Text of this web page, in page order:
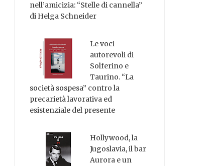
nell’amicizia: “Stelle di cannella”
di Helga Schneider
Le voci
autorevoli di
Solferino e
Taurino. “La
società sospesa” contro la
precarietà lavorativa ed
esistenziale del presente
Hollywood, la
Jugoslavia, il bar
Aurora e un